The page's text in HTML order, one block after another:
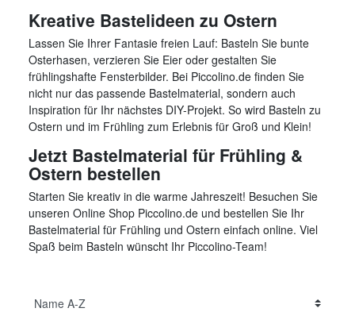
Kreative Bastelideen zu Ostern
Lassen Sie Ihrer Fantasie freien Lauf: Basteln Sie bunte
Osterhasen, verzieren Sie Eier oder gestalten Sie
frühlingshafte Fensterbilder. Bei Piccolino.de finden Sie
nicht nur das passende Bastelmaterial, sondern auch
Inspiration für Ihr nächstes DIY-Projekt. So wird Basteln zu
Ostern und im Frühling zum Erlebnis für Groß und Klein!
Jetzt Bastelmaterial für Frühling &
Ostern bestellen
Starten Sie kreativ in die warme Jahreszeit! Besuchen Sie
unseren Online Shop Piccolino.de und bestellen Sie Ihr
Bastelmaterial für Frühling und Ostern einfach online. Viel
Spaß beim Basteln wünscht Ihr Piccolino-Team!